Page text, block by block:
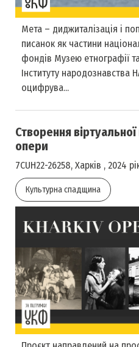
Мета – диджиталізація і
писанок як частини
фондів Музею етнографії
Інституту народознавства
оцифрува...
Створення віртуальної
опери
7CUH22-26258, Харків , 2024
Культурна спадщина